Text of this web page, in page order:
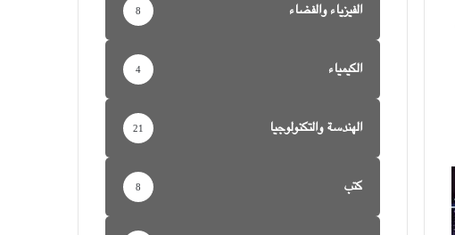
الفيزياء والفضاء 8
الكيمياء 4
الهندسة والتكنولوجيا 21
كتب 8